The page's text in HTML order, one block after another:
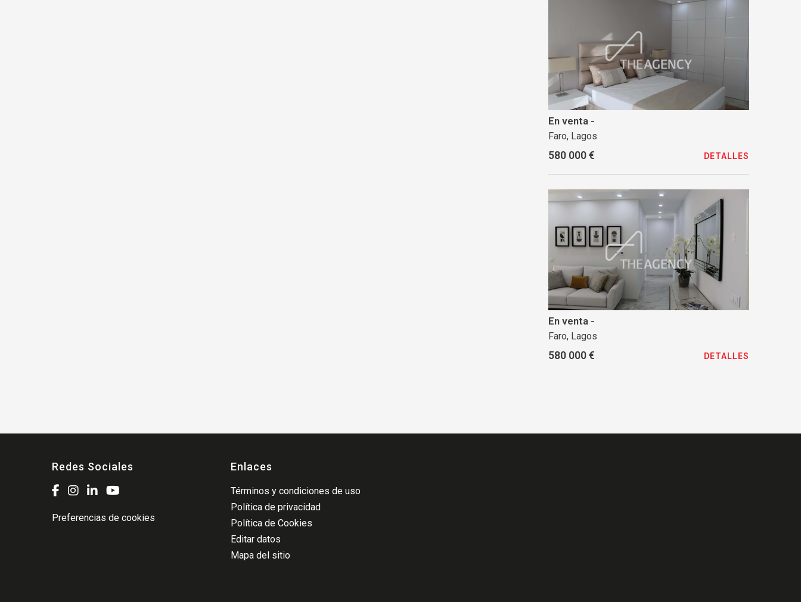
En venta -
Faro, Lagos
580 000 € DETALLES
En venta -
Faro, Lagos
580 000 € DETALLES
Redes Sociales
Preferencias de cookies
Enlaces
Términos y condiciones de uso
Política de privacidad
Política de Cookies
Editar datos
Mapa del sitio